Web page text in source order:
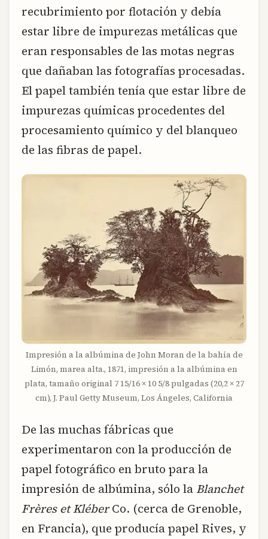
recubrimiento por flotación y debía
estar libre de impurezas metálicas que
eran responsables de las motas negras
que dañaban las fotografías procesadas.
El papel también tenía que estar libre de
impurezas químicas procedentes del
procesamiento químico y del blanqueo
de las fibras de papel.
Impresión a la albúmina de John Moran de la bahía de
Limón, marea alta., 1871, impresión a la albúmina en
plata, tamaño original 7 15/16 × 10 5/8 pulgadas (20,2 × 27
cm), J. Paul Getty Museum, Los Ángeles, California
De las muchas fábricas que
experimentaron con la producción de
papel fotográfico en bruto para la
impresión de albúmina, sólo laBlanchet
Frères et KléberCo. (cerca de Grenoble,
en Francia), que producía papel Rives, y